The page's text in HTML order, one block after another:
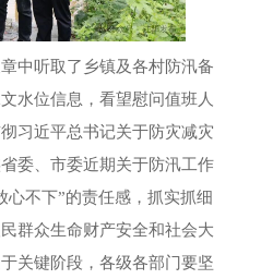
中听取了乡镇及各村防汛备
水位信息，看望慰问值班人
习近平总书记关于防灾减灾
委、市委近期关于防汛工作
心不下”的责任感，抓实抓细
群众生命财产安全和社会大
关键阶段，各级各部门要坚